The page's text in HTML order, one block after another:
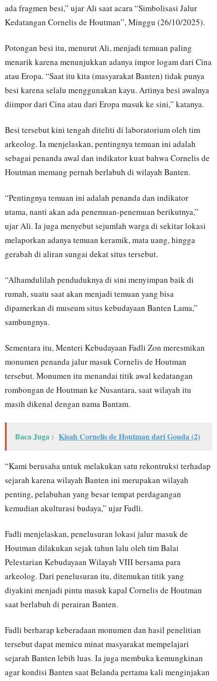
ada fragmen besi,” ujar Ali saat acara “Simbolisasi Jalur
Kedatangan Cornelis de Houtman”, Minggu (26/10/2025).
Potongan besi itu, menurut Ali, menjadi temuan paling
menarik karena menunjukkan adanya impor logam dari Cina
atau Eropa. “Saat itu kita (masyarakat Banten) tidak punya
besi karena selalu menggunakan kayu. Artinya besi awalnya
diimpor dari Cina atau dari Eropa masuk ke sini,” katanya.
Besi tersebut kini tengah diteliti di laboratorium oleh tim
arkeolog. Ia menjelaskan, pentingnya temuan ini adalah
sebagai penanda awal dan indikator kuat bahwa Cornelis de
Houtman memang pernah berlabuh di wilayah Banten.
“Pentingnya temuan ini adalah penanda dan indikator
utama, nanti akan ada penemuan-penemuan berikutnya,”
ujar Ali. Ia juga menyebut sejumlah warga di sekitar lokasi
melaporkan adanya temuan keramik, mata uang, hingga
gerabah di aliran sungai dekat situs tersebut.
“Alhamdulilah penduduknya di sini menyimpan baik di
rumah, suatu saat akan menjadi temuan yang bisa
dipamerkan di museum situs kebudayaan Banten Lama,”
sambungnya.
Sementara itu, Menteri Kebudayaan Fadli Zon meresmikan
monumen penanda jalur masuk Cornelis de Houtman
tersebut. Monumen itu menandai titik awal kedatangan
rombongan de Houtman ke Nusantara, saat wilayah itu
masih dikenal dengan nama Bantam.
Baca Juga : Kisah Cornelis de Houtman dari Gouda (2)
“Kami berusaha untuk melakukan satu rekontruksi terhadap
sejarah karena wilayah Banten ini merupakan wilayah
penting, pelabuhan yang besar tempat perdagangan
kemudian akulturasi budaya,” ujar Fadli.
Fadli menjelaskan, penelusuran lokasi jalur masuk de
Houtman dilakukan sejak tahun lalu oleh tim Balai
Pelestarian Kebudayaan Wilayah VIII bersama para
arkeolog. Dari penelusuran itu, ditemukan titik yang
diyakini menjadi pintu masuk kapal Cornelis de Houtman
saat berlabuh di perairan Banten.
Fadli berharap keberadaan monumen dan hasil penelitian
tersebut dapat memicu minat masyarakat mempelajari
sejarah Banten lebih luas. Ia juga membuka kemungkinan
agar kondisi Banten saat Belanda pertama kali menginjakan